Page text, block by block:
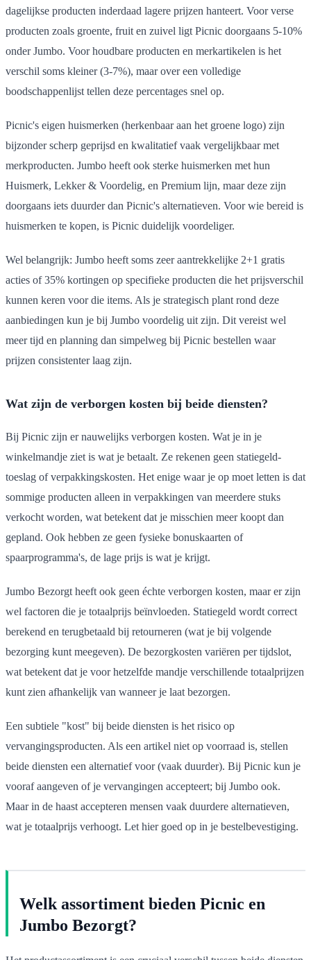
dagelijkse producten inderdaad lagere prijzen hanteert. Voor verse
producten zoals groente, fruit en zuivel ligt Picnic doorgaans 5-10%
onder Jumbo. Voor houdbare producten en merkartikelen is het
verschil soms kleiner (3-7%), maar over een volledige
boodschappenlijst tellen deze percentages snel op.
Picnic's eigen huismerken (herkenbaar aan het groene logo) zijn
bijzonder scherp geprijsd en kwalitatief vaak vergelijkbaar met
merkproducten. Jumbo heeft ook sterke huismerken met hun
Huismerk, Lekker & Voordelig, en Premium lijn, maar deze zijn
doorgaans iets duurder dan Picnic's alternatieven. Voor wie bereid is
huismerken te kopen, is Picnic duidelijk voordeliger.
Wel belangrijk: Jumbo heeft soms zeer aantrekkelijke 2+1 gratis
acties of 35% kortingen op specifieke producten die het prijsverschil
kunnen keren voor die items. Als je strategisch plant rond deze
aanbiedingen kun je bij Jumbo voordelig uit zijn. Dit vereist wel
meer tijd en planning dan simpelweg bij Picnic bestellen waar
prijzen consistenter laag zijn.
Wat zijn de verborgen kosten bij beide diensten?
Bij Picnic zijn er nauwelijks verborgen kosten. Wat je in je
winkelmandje ziet is wat je betaalt. Ze rekenen geen statiegeld-
toeslag of verpakkingskosten. Het enige waar je op moet letten is dat
sommige producten alleen in verpakkingen van meerdere stuks
verkocht worden, wat betekent dat je misschien meer koopt dan
gepland. Ook hebben ze geen fysieke bonuskaarten of
spaarprogramma's, de lage prijs is wat je krijgt.
Jumbo Bezorgt heeft ook geen échte verborgen kosten, maar er zijn
wel factoren die je totaalprijs beïnvloeden. Statiegeld wordt correct
berekend en terugbetaald bij retourneren (wat je bij volgende
bezorging kunt meegeven). De bezorgkosten variëren per tijdslot,
wat betekent dat je voor hetzelfde mandje verschillende totaalprijzen
kunt zien afhankelijk van wanneer je laat bezorgen.
Een subtiele "kost" bij beide diensten is het risico op
vervangingsproducten. Als een artikel niet op voorraad is, stellen
beide diensten een alternatief voor (vaak duurder). Bij Picnic kun je
vooraf aangeven of je vervangingen accepteert; bij Jumbo ook.
Maar in de haast accepteren mensen vaak duurdere alternatieven,
wat je totaalprijs verhoogt. Let hier goed op in je bestelbevestiging.
Welk assortiment bieden Picnic en
Jumbo Bezorgt?